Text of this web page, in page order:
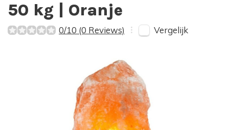
50 kg | Oranje
0/10 (0 Reviews) Vergelijk